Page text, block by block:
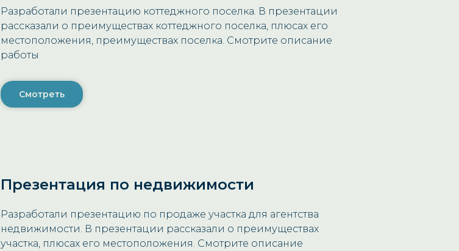
Разработали презентацию коттеджного поселка. В презентации
рассказали о преимуществах коттеджного поселка, плюсах его
местоположения, преимуществах поселка. Смотрите описание
работы
Смотреть
Презентация по недвижимости
Разработали презентацию по продаже участка для агентства
недвижимости. В презентации рассказали о преимуществах
участка, плюсах его местоположения. Смотрите описание